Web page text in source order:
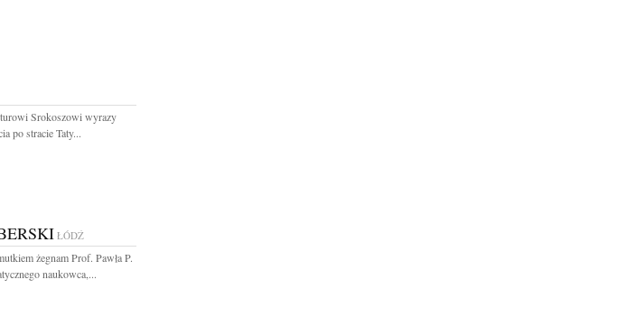
Srokoszowi wyrazy
po stracie Taty...
ŁÓDŹ
żegnam Prof. Pawła P.
naukowca,...